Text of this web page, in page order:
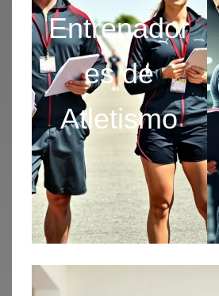
Entrenador
es de
Atletismo